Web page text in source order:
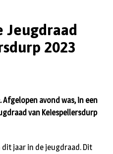
2023
Afgelopen avond was, in een
van Keiespellersdurp
jaar in de jeugdraad. Dit